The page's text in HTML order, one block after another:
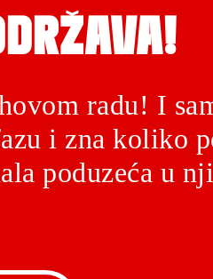
radu! I
i zna koliko
poduzeća u